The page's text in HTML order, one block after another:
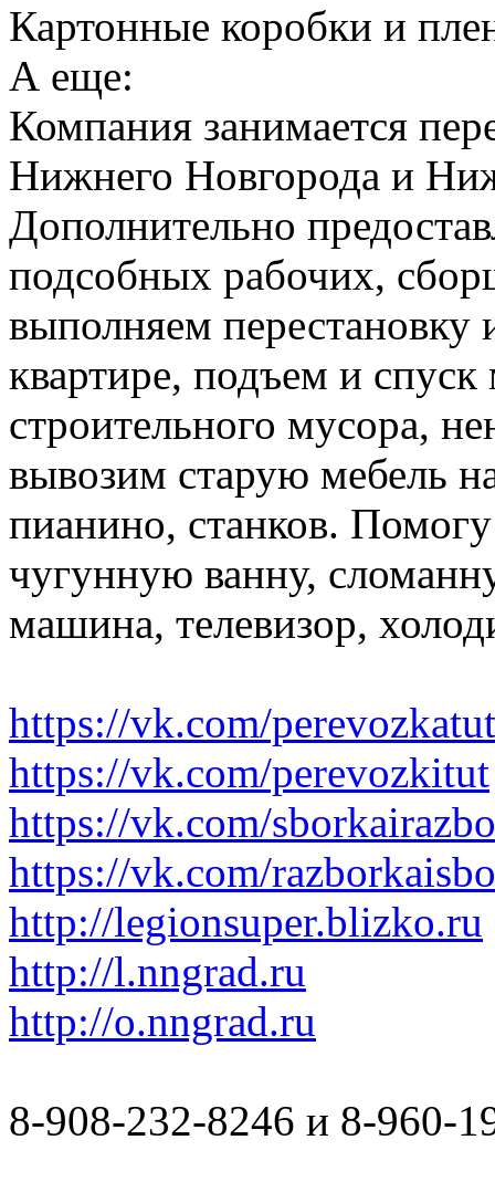
Картонные коробки и
А еще:
Компания занимается
Нижнего Новгорода и
Дополнительно
подсобных рабочих,
выполняем перестановку
квартире, подъем и спуск
строительного мусора,
вывозим старую мебель
пианино, станков.
чугунную ванну,
машина, телевизор,
https://vk.com/perevozkatut
https://vk.com/perevozkitut
https://vk.com/
https://vk.com/
http://legionsuper.blizko.ru
http://l.nngrad.ru
http://o.nngrad.ru
8-908-232-8246 и 8-960-